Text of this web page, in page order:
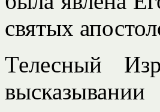
святых
Телесный